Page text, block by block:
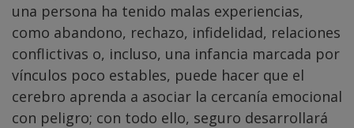
una persona ha tenido malas experiencias,
como abandono, rechazo, infidelidad, relaciones
conflictivas o, incluso, una infancia marcada por
vínculos poco estables, puede hacer que el
cerebro aprenda a asociar la cercanía emocional
con peligro; con todo ello, seguro desarrollará